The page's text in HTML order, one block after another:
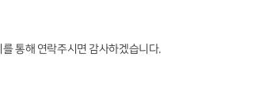
통해 연락주시면 감사하겠습니다.